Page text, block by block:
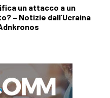
un attacco a un
– Notizie dall’Ucraina